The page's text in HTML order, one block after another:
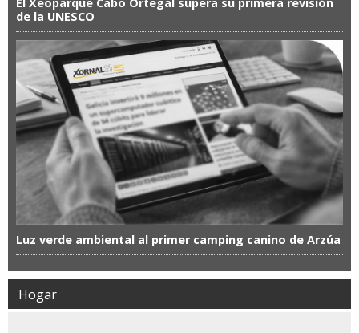
El Xeoparque Cabo Ortegal supera su primera revisión
de la UNESCO
Luz verde ambiental al primer camping canino de Arzúa
Hogar